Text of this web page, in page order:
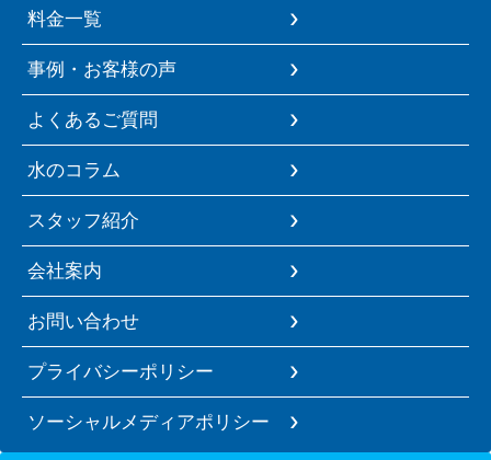
料金一覧
事例・お客様の声
よくあるご質問
水のコラム
スタッフ紹介
会社案内
お問い合わせ
プライバシーポリシー
ソーシャルメディアポリシー